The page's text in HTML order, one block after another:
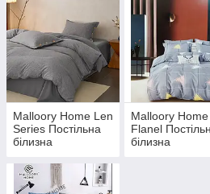
Malloory Home Len
Series Постільна
білизна
Malloory Home
Flanel
білизна